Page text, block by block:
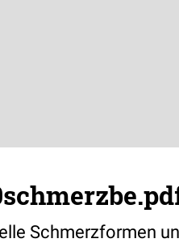
Schmerzformen